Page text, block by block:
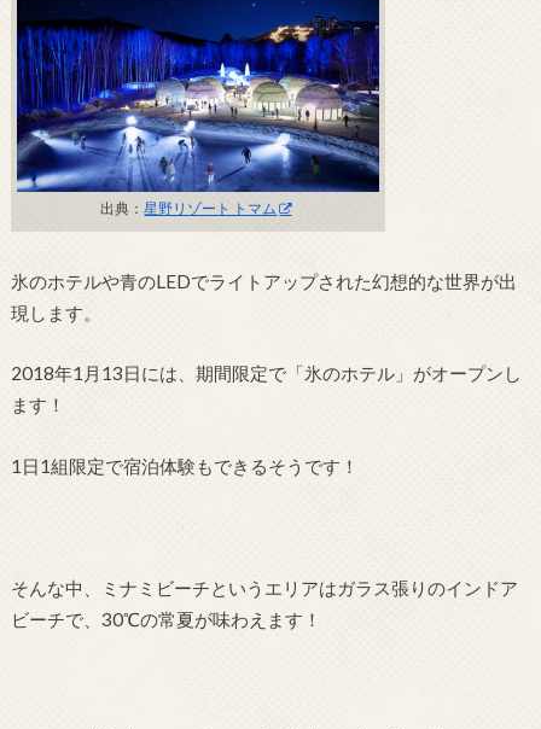
出典：星野リゾート トマム
氷のホテルや青のLEDでライトアップされた幻想的な世界が出
現します。
2018年1月13日には、期間限定で「氷のホテル」がオープンし
ます！
1日1組限定で宿泊体験もできるそうです！
そんな中、ミナミビーチというエリアはガラス張りのインドア
ビーチで、30℃の常夏が味わえます！